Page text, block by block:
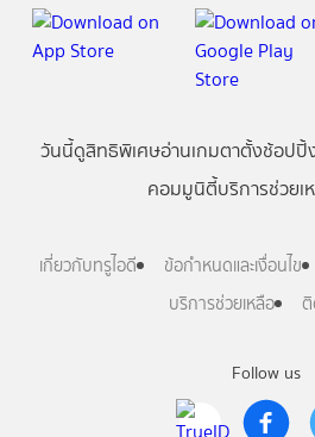
Follow us
วันนี้ดูสิทธิพิเศษอ่านเกมตาตั้งช้อปปิ้
คอมมูนิตี้บริการช่วยเ
เกี่ยวกับทรูไอดี ข้อกำหนดและเงื่อนไข
บริการช่วยเหลือ
ติ